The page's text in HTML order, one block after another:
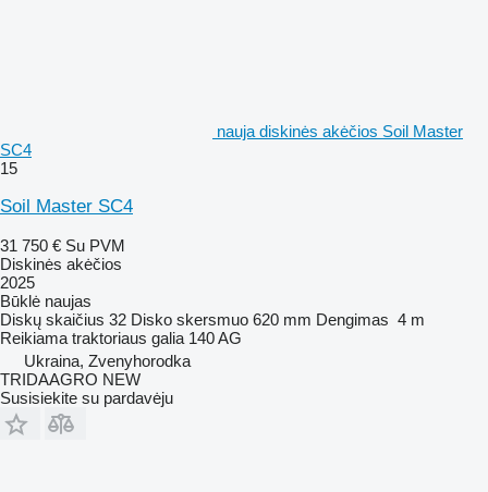
nauja diskinės akėčios Soil Master
SC4
15
Soil Master SC4
31 750 € Su PVM
Diskinės akėčios
2025
Būklė naujas
Diskų skaičius 32 Disko skersmuo 620 mm Dengimas 4 m
Reikiama traktoriaus galia 140 AG
Ukraina, Zvenyhorodka
TRIDAAGRO NEW
Susisiekite su pardavėju